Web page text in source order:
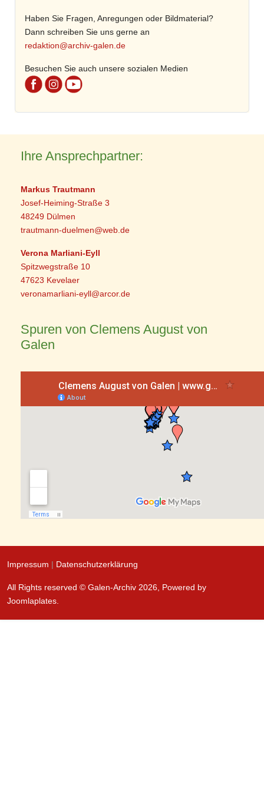
Haben Sie Fragen, Anregungen oder Bildmaterial?
Dann schreiben Sie uns gerne an
redaktion@archiv-galen.de
Besuchen Sie auch unsere sozialen Medien
Ihre Ansprechpartner:
Markus Trautmann
Josef-Heiming-Straße 3
48249 Dülmen
trautmann-duelmen@web.de
Verona Marliani-Eyll
Spitzwegstraße 10
47623 Kevelaer
veronamarliani-eyll@arcor.de
Spuren von Clemens August von
Galen
Impressum | Datenschutzerklärung
All Rights reserved © Galen-Archiv 2026, Powered by
Joomlaplates